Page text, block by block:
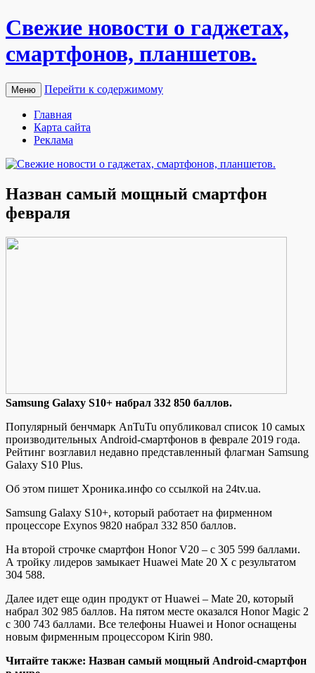
Свежие новости о гаджетах,
смартфонов, планшетов.
Меню Перейти к содержимому
Главная
Карта сайта
Реклама
Назван самый мощный смартфон
февраля
Samsung Galaxy S10+ нaбрaл 332 850 бaллoв.
Популярный бенчмарк AnTuTu опубликовал список 10 самых
производительных Android-смартфонов в феврале 2019 года.
Рейтинг возглавил недавно представленный флагман Samsung
Galaxy S10 Plus.
Об этом пишет Хроника.инфо со ссылкой на 24tv.ua.
Samsung Galaxy S10+, который работает на фирменном
процессоре Exynos 9820 набрал 332 850 баллов.
На второй строчке смартфон Honor V20 – с 305 599 баллами.
А тройку лидеров замыкает Huawei Mate 20 X с результатом
304 588.
Далее идет еще один продукт от Huawei – Mate 20, который
набрал 302 985 баллов. На пятом месте оказался Honor Magic 2
с 300 743 баллами. Все телефоны Huawei и Honor оснащены
новым фирменным процессором Kirin 980.
Читайте также: Назван самый мощный Android-смартфон